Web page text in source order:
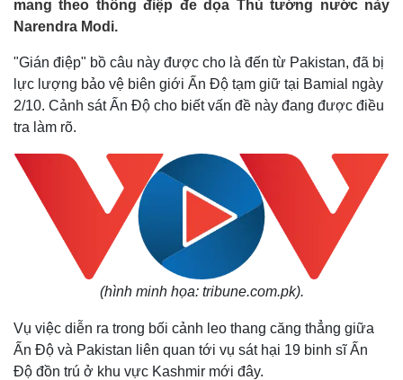
mang theo thông điệp đe dọa Thủ tướng nước này
Narendra Modi.
"Gián điệp" bồ câu này được cho là đến từ Pakistan, đã bị
lực lượng bảo vệ biên giới Ấn Độ tạm giữ tại Bamial ngày
2/10. Cảnh sát Ấn Độ cho biết vấn đề này đang được điều
tra làm rõ.
(hình minh họa: tribune.com.pk).
Vụ việc diễn ra trong bối cảnh leo thang căng thẳng giữa
Ấn Độ và Pakistan liên quan tới vụ sát hại 19 binh sĩ Ấn
Độ đồn trú ở khu vực Kashmir mới đây.